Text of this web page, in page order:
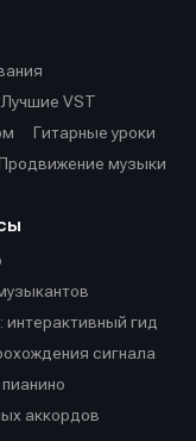
Лучшие VST
Гитарные уроки
музыки
гид
сигнала
аккордов